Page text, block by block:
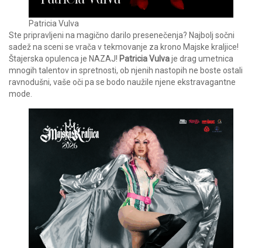
Patricia Vulva
Ste pripravljeni na magično darilo presenečenja? Najbolj sočni
sadež na sceni se vrača v tekmovanje za krono Majske kraljice!
Štajerska opulenca je NAZAJ! Patricia Vulvaje drag umetnica
mnogih talentov in spretnosti, ob njenih nastopih ne boste ostali
ravnodušni, vaše oči pa se bodo naužile njene ekstravagantne
mode.